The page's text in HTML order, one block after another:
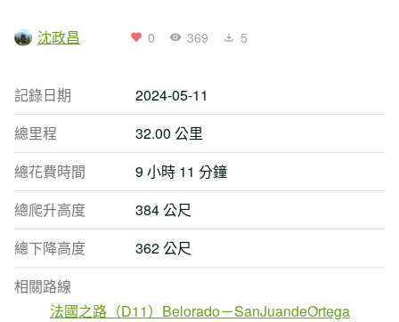
沈政昌 0 369 5
記錄日期
2024-05-11
總里程
32.00 公里
總花費時間
9 小時 11 分鐘
總爬升高度
384 公尺
總下降高度
362 公尺
相關路線
法國之路（D11）Belorado－SanJuandeOrtega